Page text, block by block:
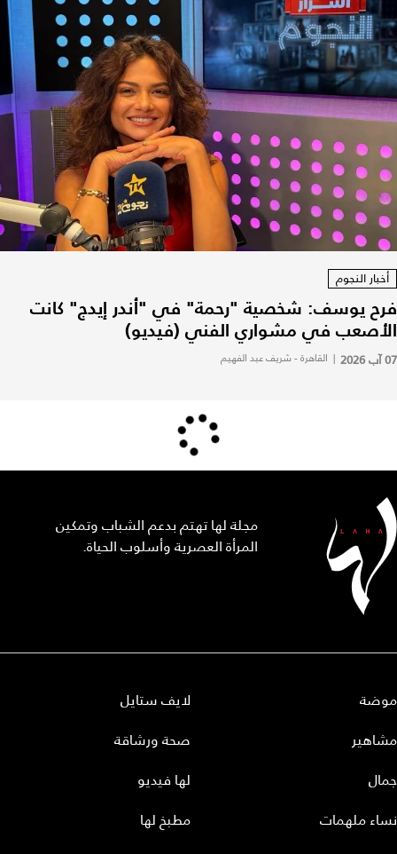
أخبار النجوم
فرح يوسف: شخصية "رحمة" في "أندر إيدج" كانت
الأصعب في مشواري الفني (فيديو)
07 آب 2026 | القاهرة - شريف عبد الفهيم
مجلة لها تهتم بدعم الشباب وتمكين
المرأة العصرية وأسلوب الحياة.
موضة
مشاهير
جمال
نساء ملهمات
لايف ستايل
صحة ورشاقة
لها فيديو
مطبخ لها